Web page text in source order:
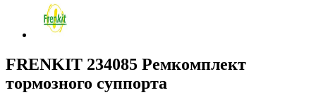
FRENKIT 234085 Ремкомплект
тормозного суппорта